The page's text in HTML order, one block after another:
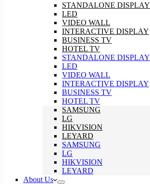
STANDALONE DISPLAY
LED
VIDEO WALL
INTERACTIVE DISPLAY
BUSINESS TV
HOTEL TV
STANDALONE DISPLAY
LED
VIDEO WALL
INTERACTIVE DISPLAY
BUSINESS TV
HOTEL TV
SAMSUNG
LG
HIKVISION
LEYARD
SAMSUNG
LG
HIKVISION
LEYARD
About Us